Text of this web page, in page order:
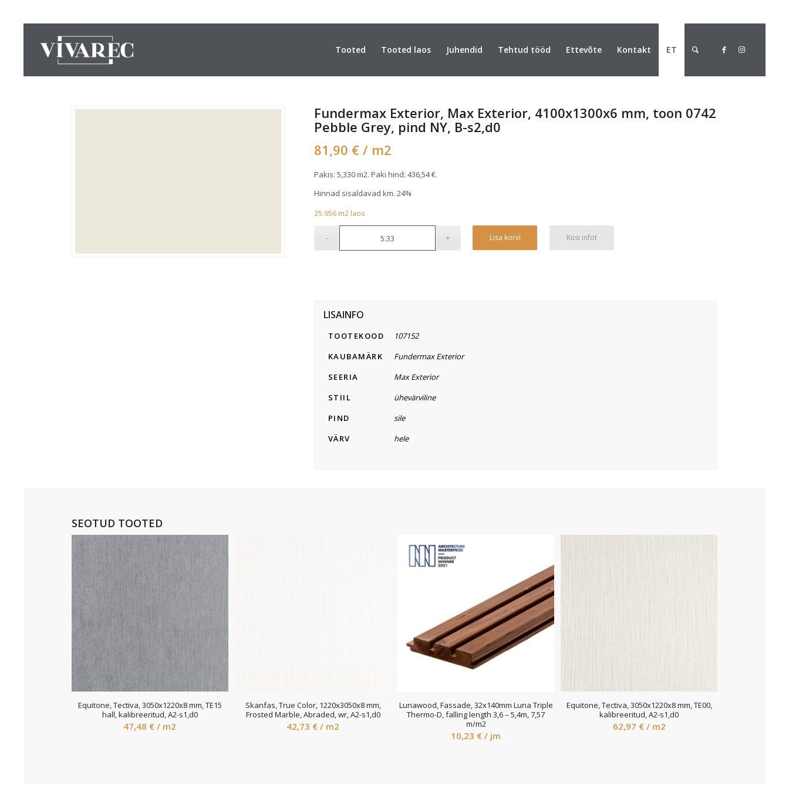
Tooted Tooted laos Juhendid Tehtud tööd Ettevõte Kontakt ET
Fundermax Exterior, Max Exterior, 4100x1300x6 mm, toon 0742
Pebble Grey, pind NY, B-s2,d0
81,90 € / m2
Pakis: 5,330 m2. Paki hind: 436,54€.
Hinnad sisaldavad km. 24%
25.956 m2laos
Lisa korvi Küsi infot
LISAINFO
TOOTEKOOD
107152
KAUBAMÄRK
Fundermax Exterior
SEERIA
Max Exterior
STIIL
ühevärviline
PIND
sile
VÄRV
hele
SEOTUD TOOTED
Equitone, Tectiva, 3050x1220x8 mm, TE15
hall, kalibreeritud, A2-s1,d0
47,48 € / m2
Skanfas, True Color, 1220x3050x8 mm,
Frosted Marble, Abraded, wr, A2-s1,d0
42,73 € / m2
Lunawood, Fassade, 32x140mm Luna Triple
Thermo-D, falling length 3,6 – 5,4m, 7,57
m/m2
10,23 € / jm
Equitone, Tectiva, 3050x1220x8 mm, TE00,
kalibreeritud, A2-s1,d0
62,97 € / m2